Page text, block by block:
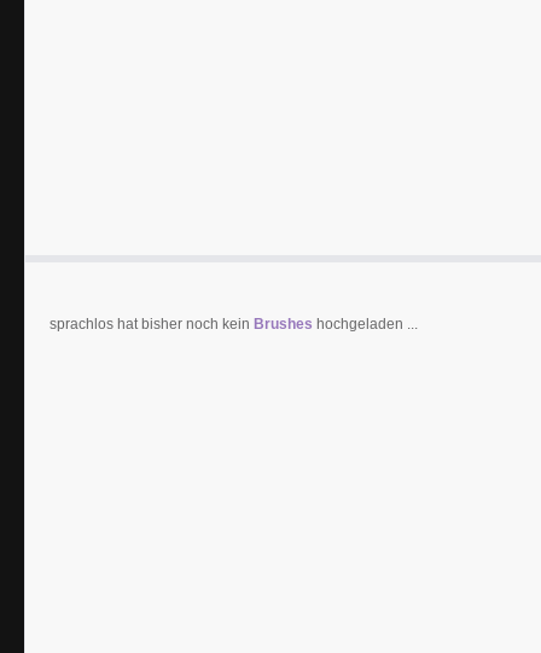
sprachlos hat bisher noch kein Brushes hochgeladen ...